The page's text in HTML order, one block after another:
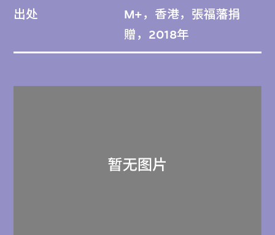
出处
M+，香港，張福藩捐
贈，2018年